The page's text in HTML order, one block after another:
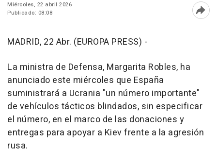
Miércoles, 22 abril 2026
Publicado: 08:08
MADRID, 22 Abr. (EUROPA PRESS) -
La ministra de Defensa, Margarita Robles, ha
anunciado este miércoles que España
suministrará a Ucrania "un número importante"
de vehículos tácticos blindados, sin especificar
el número, en el marco de las donaciones y
entregas para apoyar a Kiev frente a la agresión
rusa.